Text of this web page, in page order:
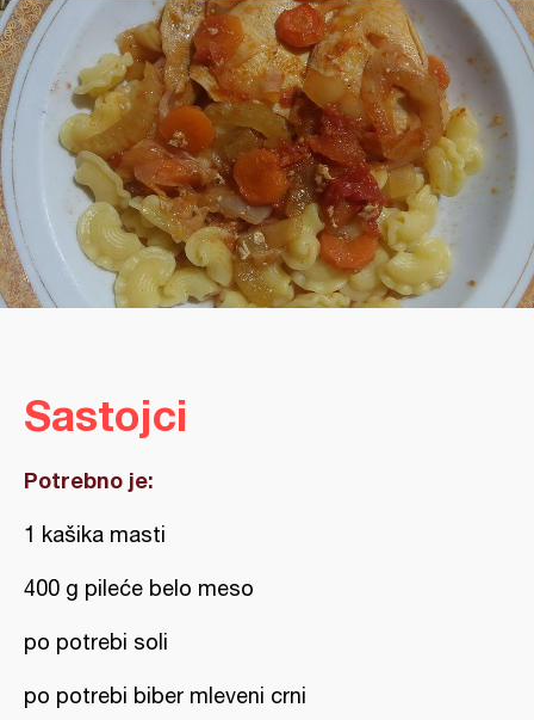
Sastojci
Potrebno je:
1 kašika masti
400 g pileće belo meso
po potrebi soli
po potrebi biber mleveni crni